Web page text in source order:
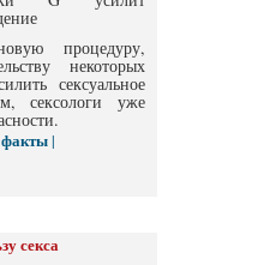
процедуру,
некоторых
сексуальное
сексологи уже
|
секса